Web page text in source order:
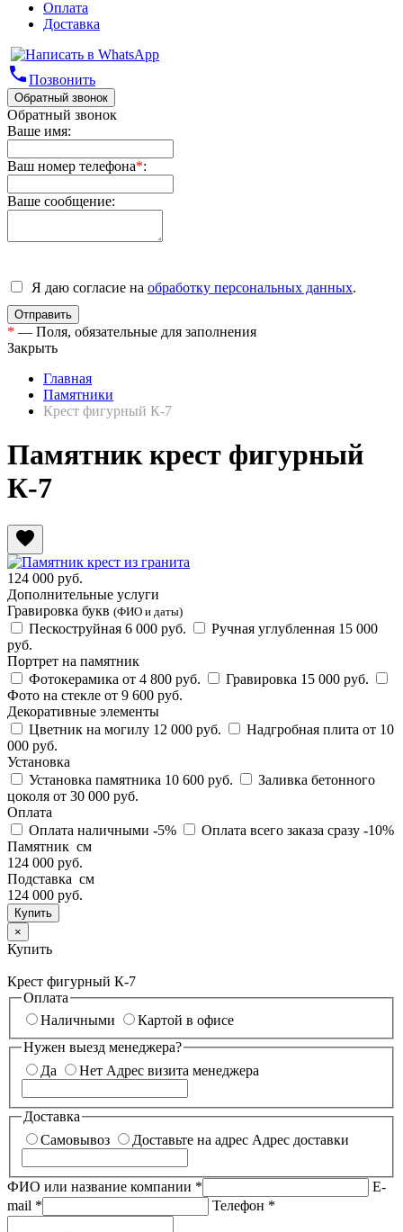
Оплата
Доставка
phoneПозвонить
Обратный звонок
Обратный звонок
Ваше имя:
Ваш номер телефона*:
Ваше сообщение:
Я даю согласие на обработку персональных данных.
* — Поля, обязательные для заполнения
Закрыть
Главная
Памятники
Крест фигурный К-7
Памятник крест фигурный
К-7
favorite
124 000 руб.
Дополнительные услуги
Гравировка букв (ФИО и даты)
Пескоструйная 6 000 руб. Ручная углубленная 15 000
руб.
Портрет на памятник
Фотокерамика от 4 800 руб. Гравировка 15 000 руб.
Фото на стекле от 9 600 руб.
Декоративные элементы
Цветник на могилу 12 000 руб. Надгробная плита от 10
000 руб.
Установка
Установка памятника 10 600 руб.
Заливка бетонного
цоколя от 30 000 руб.
Оплата
Оплата наличными -5% Оплата всего заказа сразу -10%
Памятник см
124 000 руб.
Подставка см
124 000 руб.
×
Купить
Крест фигурный К-7
Оплата
Наличными
Картой в офисе
Нужен выезд менеджера?
Да
Нет Адрес визита менеджера
Доставка
Самовывоз
Доставьте на адрес Адрес доставки
ФИО или название компании *
E-
mail * Телефон *